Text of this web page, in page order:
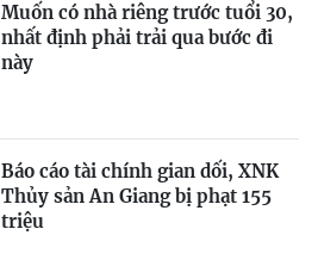
Muốn có nhà riêng trước tuổi 30,
nhất định phải trải qua bước đi
này
Báo cáo tài chính gian dối, XNK
Thủy sản An Giang bị phạt 155
triệu